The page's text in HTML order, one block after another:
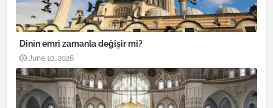
Dinin emri zamanla değişir mi?
June 10, 2026